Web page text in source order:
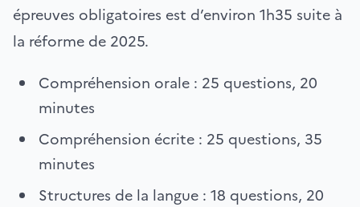
épreuves obligatoires est d’environ 1h35 suite à
la réforme de 2025.
Compréhension orale : 25 questions, 20
minutes
Compréhension écrite : 25 questions, 35
minutes
Structures de la langue : 18 questions, 20